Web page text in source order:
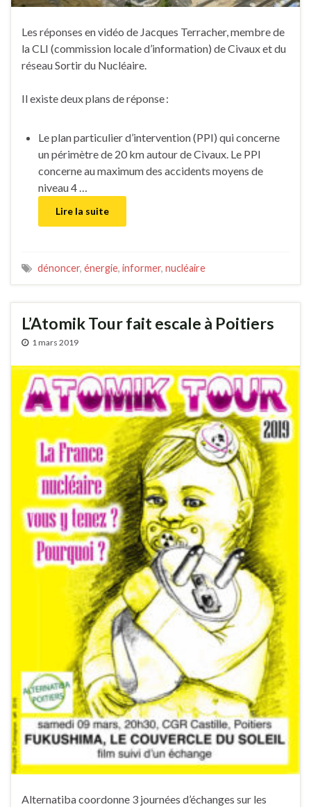
Les réponses en vidéo de Jacques Terracher, membre de
la CLI (commission locale d’information) de Civaux et du
réseau Sortir du Nucléaire.
Il existe deux plans de réponse :
Le plan particulier d’intervention (PPI) qui concerne
un périmètre de 20 km autour de Civaux. Le PPI
concerne au maximum des accidents moyens de
niveau 4 …
Lire la suite
dénoncer, énergie, informer, nucléaire
L’Atomik Tour fait escale à Poitiers
1 mars 2019
Alternatiba coordonne 3 journées d’échanges sur les